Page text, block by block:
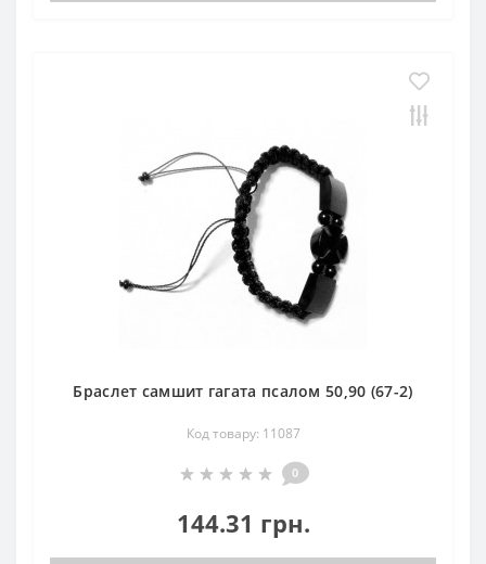
Браслет самшит гагата псалом 50,90 (67-2)
Код товару: 11087
0
144.31 грн.